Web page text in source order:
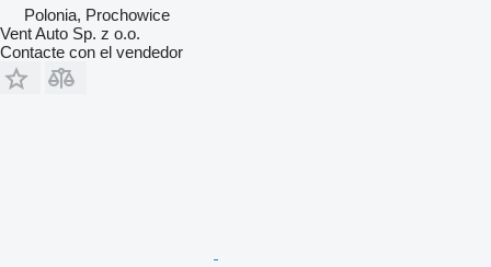
Polonia, Prochowice
Vent Auto Sp. z o.o.
Contacte con el vendedor